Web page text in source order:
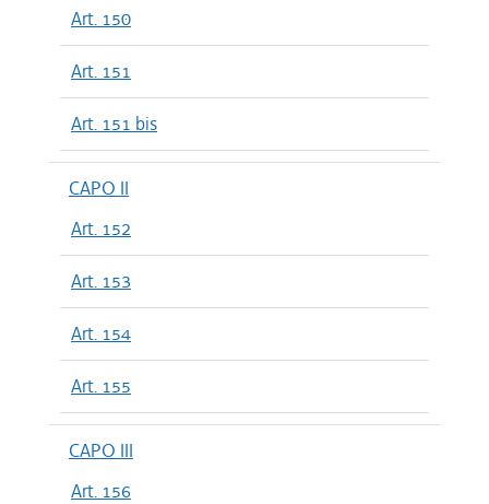
Art. 150
Art. 151
Art. 151 bis
CAPO II
Art. 152
Art. 153
Art. 154
Art. 155
CAPO III
Art. 156